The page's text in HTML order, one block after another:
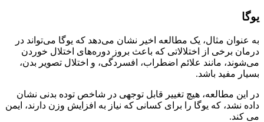
یوگا
به عنوان مثال، یک مطالعه اخیر نشان می‌دهد که یوگا می‌تواند در
درمان برخی از اختلالاتی که باعث بروز دوره‌های اختلال خوردن
می‌شوند، مانند علائم اضطراب، افسردگی، و اختلال تصویر بدن،
بسیار مفید باشد.
در این مطالعه، هیچ تغییر قابل توجهی در شاخص توده بدنی نشان
داده نشد، که یوگا را برای کسانی که نیاز به افزایش وزن دارند، ایمن
می کند.